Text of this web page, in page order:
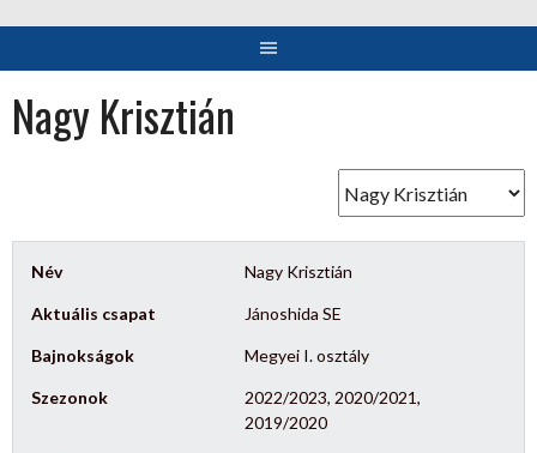
Nagy Krisztián
Név Nagy Krisztián
Aktuális csapat Jánoshida SE
Bajnokságok Megyei I. osztály
Szezonok
2022/2023, 2020/2021,
2019/2020